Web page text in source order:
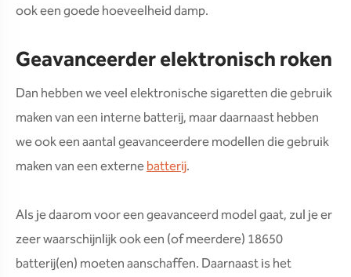
ook een goede hoeveelheid damp.
Geavanceerder elektronisch roken
Dan hebben we veel elektronische sigaretten die gebruik
maken van een interne batterij, maar daarnaast hebben
we ook een aantal geavanceerdere modellen die gebruik
maken van een externebatterij.
Als je daarom voor een geavanceerd model gaat, zul je er
zeer waarschijnlijk ook een (of meerdere) 18650
batterij(en) moeten aanschaffen. Daarnaast is het